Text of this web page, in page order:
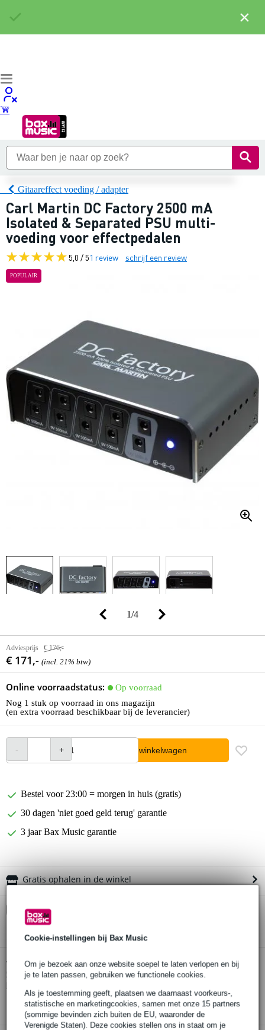
Cookie-instellingen bij Bax Music
Om je bezoek aan onze website soepel te laten verlopen en bij
je te laten passen, gebruiken we functionele cookies.
Als je toestemming geeft, plaatsen we daarnaast voorkeurs-,
statistische en marketingcookies, samen met onze 15 partners
(sommige bevinden zich buiten de EU, waaronder de
Verenigde Staten). Deze cookies stellen ons in staat om je
Gitaareffect voeding / adapter
Carl Martin DC Factory 2500 mA
Isolated & Separated PSU multi-
voeding voor effectpedalen
5,0 / 51 review schrijf een review
POPULAIR
1/4
Adviesprijs € 176,-
€ 171,- (incl. 21% btw)
Online voorraadstatus:
Op voorraad
Nog 1 stuk op voorraad in ons magazijn
(en extra voorraad beschikbaar bij de leverancier)
In winkelwagen
Bestel voor 23:00 = morgen in huis (gratis)
30 dagen 'niet goed geld terug' garantie
3 jaar Bax Music garantie
Gratis ophalen in de winkel
Kies nu voor 2 jaar extra Bax Music garantie en meer
voordelen
€ 8,55 eenmalig
Twijfel je of deCarl Martin DC Factory 2500 mA Isolated &
Separated PSU multi-voeding voor effectpedalen
past? Doe de check.
Start de check
×